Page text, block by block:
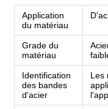
Application
du matériau
Grade du
matériau
Identification
des bandes
d'acier
Les